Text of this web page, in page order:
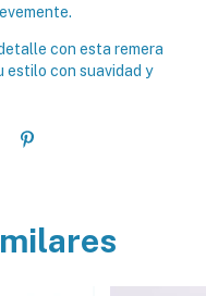
con esta remera
estilo con suavidad y